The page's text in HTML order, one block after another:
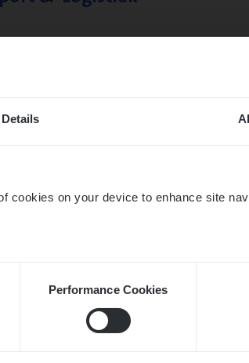
Details
cookies on your device to enhance site
Performance Cookies
Property